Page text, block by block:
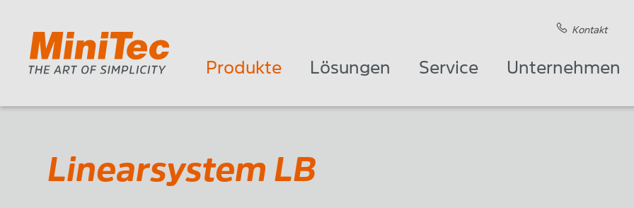
Kontakt
Produkte Lösungen Service Unternehmen
Linearsystem LB